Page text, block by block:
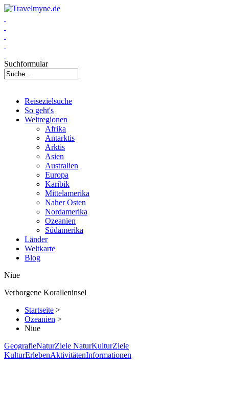
Suchformular
Reisezielsuche
So geht's
Weltregionen
Afrika
Antarktis
Arktis
Asien
Australien
Europa
Karibik
Mittelamerika
Naher Osten
Nordamerika
Ozeanien
Südamerika
Länder
Weltkarte
Blog
Niue
Verborgene Koralleninsel
Startseite >
Ozeanien >
Niue
GeografieNaturZiele NaturKulturZiele
KulturErlebenAktivitätenInformationen